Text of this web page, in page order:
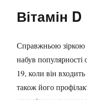
Вітамін D
Справжньою зіркою
набув популярності
19, коли він
також його